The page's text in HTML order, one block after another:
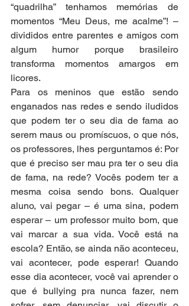
“quadrilha” tenhamos memórias de
momentos “Meu Deus, me acalme”! –
divididos entre parentes e amigos com
algum humor porque brasileiro
transforma momentos amargos em
licores.
Para os meninos que estão sendo
enganados nas redes e sendo iludidos
que podem ter o seu dia de fama ao
serem maus ou promíscuos, o que nós,
os professores, lhes perguntamos é: Por
que é preciso ser mau pra ter o seu dia
de fama, na rede? Vocês podem ter a
mesma coisa sendo bons. Qualquer
aluno, vai pegar – é uma sina, podem
esperar – um professor muito bom, que
vai marcar a sua vida. Você está na
escola? Então, se ainda não aconteceu,
vai acontecer, pode esperar! Quando
esse dia acontecer, você vai aprender o
que é bullying pra nunca fazer, nem